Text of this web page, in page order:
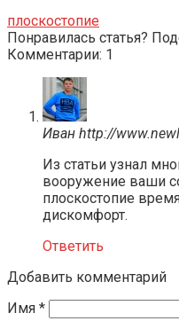
плоскостопие
Понравилась статья?
Комментарии: 1
Иван http://
Из статьи узнал
вооружение ваши
плоскостопие
дискомфорт.
Ответить
Добавить комментарий
Имя *